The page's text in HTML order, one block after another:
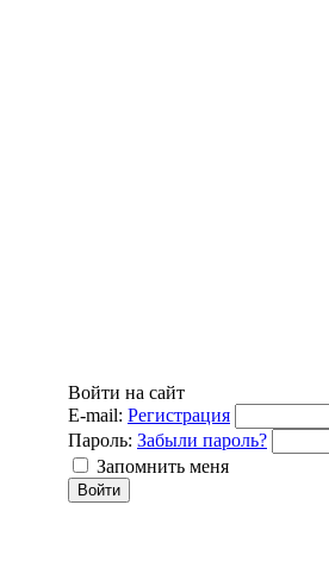
Войти на сайт
E-mail: Регистрация
Пароль: Забыли пароль?
Запомнить меня